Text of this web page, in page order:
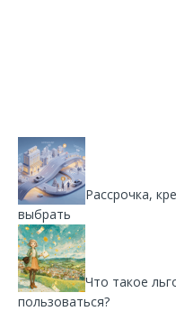
Рассрочка,
выбрать
Что такое
пользоваться?